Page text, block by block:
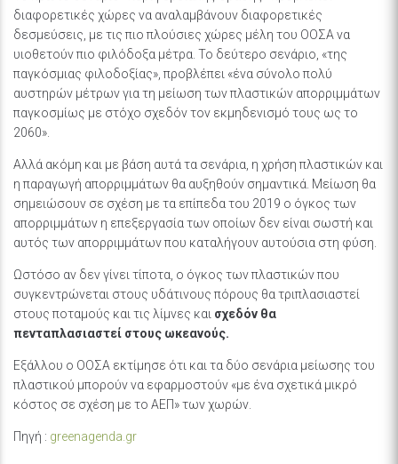
διαφορετικές χώρες να αναλαμβάνουν διαφορετικές
δεσμεύσεις, με τις πιο πλούσιες χώρες μέλη του ΟΟΣΑ να
υιοθετούν πιο φιλόδοξα μέτρα. Το δεύτερο σενάριο, «της
παγκόσμιας φιλοδοξίας», προβλέπει «ένα σύνολο πολύ
αυστηρών μέτρων για τη μείωση των πλαστικών απορριμμάτων
παγκοσμίως με στόχο σχεδόν τον εκμηδενισμό τους ως το
2060».
Αλλά ακόμη και με βάση αυτά τα σενάρια, η χρήση πλαστικών και
η παραγωγή απορριμμάτων θα αυξηθούν σημαντικά. Μείωση θα
σημειώσουν σε σχέση με τα επίπεδα του 2019 ο όγκος των
απορριμμάτων η επεξεργασία των οποίων δεν είναι σωστή και
αυτός των απορριμμάτων που καταλήγουν αυτούσια στη φύση.
Ωστόσο αν δεν γίνει τίποτα, ο όγκος των πλαστικών που
συγκεντρώνεται στους υδάτινους πόρους θα τριπλασιαστεί
στους ποταμούς και τις λίμνες και σχεδόν θα
πενταπλασιαστεί στους ωκεανούς.
Εξάλλου ο ΟΟΣΑ εκτίμησε ότι και τα δύο σενάρια μείωσης του
πλαστικού μπορούν να εφαρμοστούν «με ένα σχετικά μικρό
κόστος σε σχέση με το ΑΕΠ» των χωρών.
Πηγή : greenagenda.gr